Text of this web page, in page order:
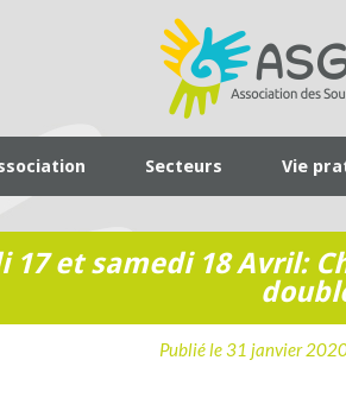
Secteurs Vie
17 et samedi 18 Avril:
Publié le 31 janvier